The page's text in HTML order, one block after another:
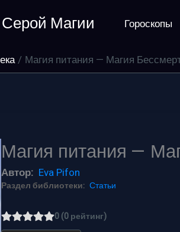
Магии Гороскопы
Магия питания — Магия
Магия питания —
Автор: Eva Pifon
Раздел библиотеки: Статьи
0 (0 рейтинг)